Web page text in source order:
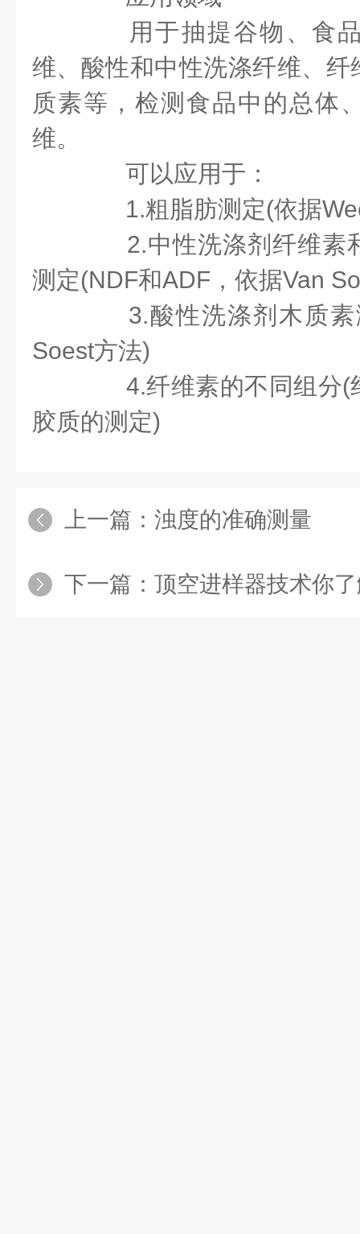
用于抽提谷物、食品
维、酸性和中性洗涤纤维、
质素等，检测食品中的总体
维。
可以应用于：
1.粗脂肪测定(依据
2.中性洗涤剂纤维素
测定(NDF和ADF，依据Van
3.酸性洗涤剂木质素
Soest方法)
4.纤维素的不同组分(
胶质的测定)
上一篇： 浊度的准确测量
下一篇： 顶空进样器技术你